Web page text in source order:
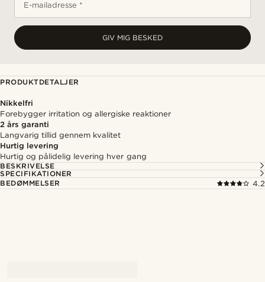
E-mailadresse *
GIV MIG BESKED
PRODUKTDETALJER
Nikkelfri
Forebygger irritation og allergiske reaktioner
2 års garanti
Langvarig tillid gennem kvalitet
Hurtig levering
Hurtig og pålidelig levering hver gang
BESKRIVELSE
SPECIFIKATIONER
BEDØMMELSER
4.2